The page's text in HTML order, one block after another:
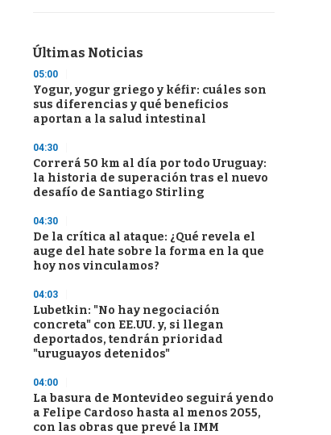
Últimas Noticias
05:00
Yogur, yogur griego y kéfir: cuáles son
sus diferencias y qué beneficios
aportan a la salud intestinal
04:30
Correrá 50 km al día por todo Uruguay:
la historia de superación tras el nuevo
desafío de Santiago Stirling
04:30
De la crítica al ataque: ¿Qué revela el
auge del hate sobre la forma en la que
hoy nos vinculamos?
04:03
Lubetkin: "No hay negociación
concreta" con EE.UU. y, si llegan
deportados, tendrán prioridad
"uruguayos detenidos"
04:00
La basura de Montevideo seguirá yendo
a Felipe Cardoso hasta al menos 2055,
con las obras que prevé la IMM